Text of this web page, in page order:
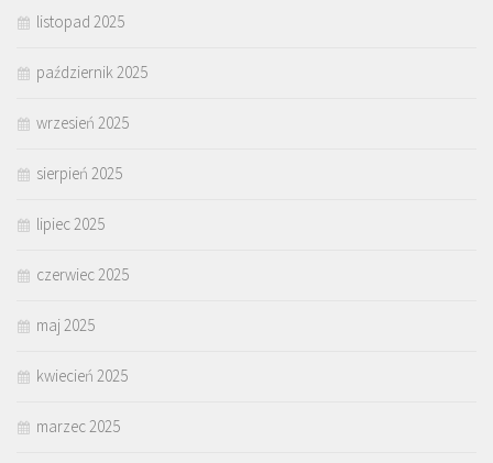
listopad 2025
październik 2025
wrzesień 2025
sierpień 2025
lipiec 2025
czerwiec 2025
maj 2025
kwiecień 2025
marzec 2025